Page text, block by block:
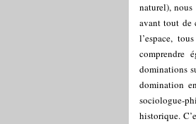
naturel),
avant tout de
l’espace,
comprendre
dominations
domination
sociologue-
historique.